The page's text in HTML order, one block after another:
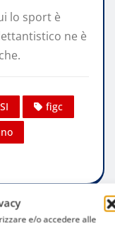
e/o accedere alle
lo sport è
ne è
figc